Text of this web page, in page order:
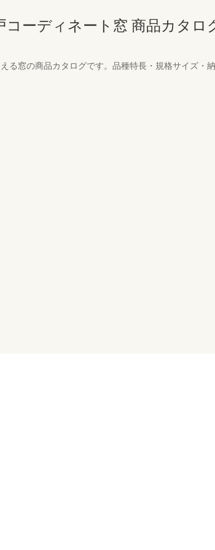
コーディネート窓 商品カタロ
る窓の商品カタログです。品種特長・規格サイズ・